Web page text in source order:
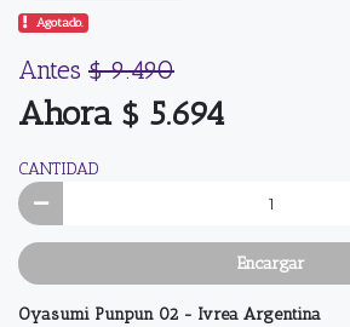
Agotado.
Antes $ 9.490
Ahora $ 5.694
CANTIDAD
Encargar
Oyasumi Punpun 02 - Ivrea Argentina